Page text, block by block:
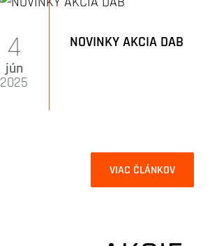
NOVINKY AKCIA DAB
4
jún
2025
VIAC ČLÁNKOV